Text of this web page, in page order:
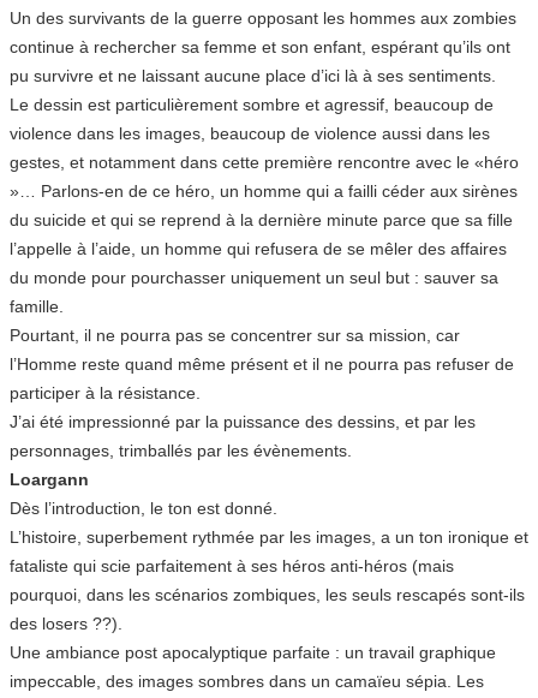
Un des survivants de la guerre opposant les hommes aux zombies
continue à rechercher sa femme et son enfant, espérant qu’ils ont
pu survivre et ne laissant aucune place d’ici là à ses sentiments.
Le dessin est particulièrement sombre et agressif, beaucoup de
violence dans les images, beaucoup de violence aussi dans les
gestes, et notamment dans cette première rencontre avec le «héro
»… Parlons-en de ce héro, un homme qui a failli céder aux sirènes
du suicide et qui se reprend à la dernière minute parce que sa fille
l’appelle à l’aide, un homme qui refusera de se mêler des affaires
du monde pour pourchasser uniquement un seul but : sauver sa
famille.
Pourtant, il ne pourra pas se concentrer sur sa mission, car
l’Homme reste quand même présent et il ne pourra pas refuser de
participer à la résistance.
J’ai été impressionné par la puissance des dessins, et par les
personnages, trimballés par les évènements.
Loargann
Dès l’introduction, le ton est donné.
L’histoire, superbement rythmée par les images, a un ton ironique et
fataliste qui scie parfaitement à ses héros anti-héros (mais
pourquoi, dans les scénarios zombiques, les seuls rescapés sont-ils
des losers ??).
Une ambiance post apocalyptique parfaite : un travail graphique
impeccable, des images sombres dans un camaïeu sépia. Les